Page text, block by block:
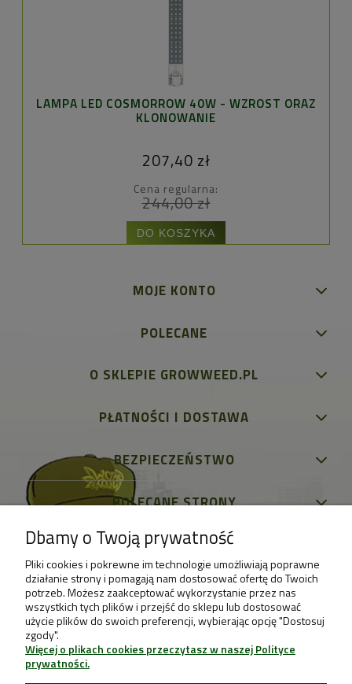
LAMPA LED COSMORROW 40W - WZROST ORAZ
KLONOWANIE
207,40 zł
Cena regularna:
244,00 zł
DO KOSZYKA
MOJE KONTO
POLECANE
O SKLEPIE GROWWEED.PL
PŁATNOŚCI I DOSTAWA
BEZPIECZEŃSTWO
POLECANE STRONY
Dbamy o Twoją prywatność
Pliki cookies i pokrewne im technologie umożliwiają poprawne
działanie strony i pomagają nam dostosować ofertę do Twoich
potrzeb. Możesz zaakceptować wykorzystanie przez nas
wszystkich tych plików i przejść do sklepu lub dostosować
użycie plików do swoich preferencji, wybierając opcję "Dostosuj
zgody".
Więcej o plikach cookies przeczytasz w naszej Polityce
prywatności.